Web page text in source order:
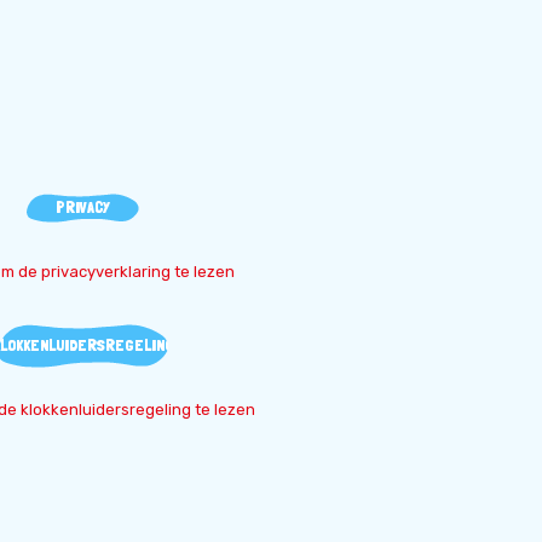
PRIVACY
de privacyverklaring te lezen
klokkenluidersregeling te lezen